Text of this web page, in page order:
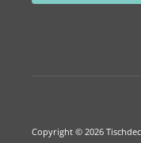
Copyright © 2026